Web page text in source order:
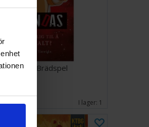
AdUndas Brädspel
I lager: 1